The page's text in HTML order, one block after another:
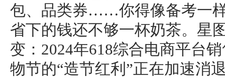
包、品类券……你得像备考一
省下的钱还不够一杯奶茶。星
变：2024年618综合电商平台
物节的“造节红利”正在加速消